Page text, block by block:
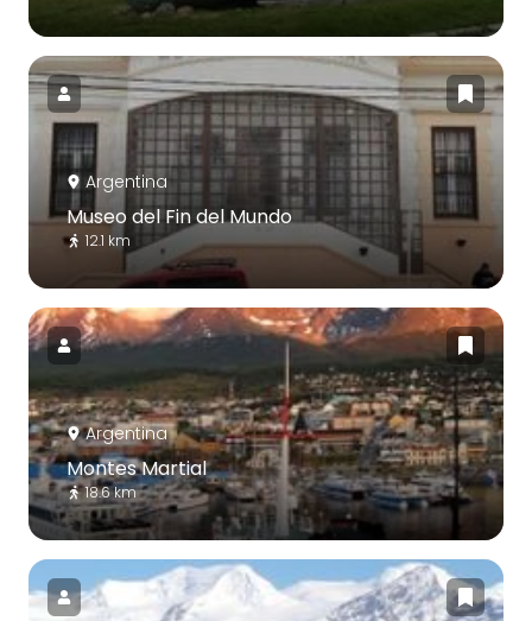
Argentina
Museo del Fin del Mundo
12.1 km
Argentina
Montes Martial
18.6 km